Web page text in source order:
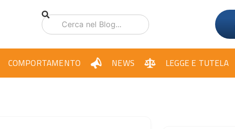
COMPORTAMENTO NEWS LEGGE E TUTELA